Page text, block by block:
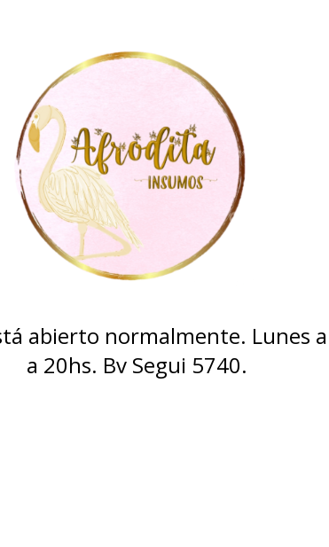
abierto normalmente. Lunes
a 20hs. Bv Segui 5740.